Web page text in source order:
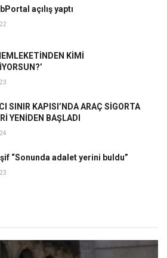
açılış yaptı
KİMİ
SINIR KAPISI’NDA ARAÇ SİGORTA
YENİDEN BAŞLADI
“Sonunda adalet yerini buldu”